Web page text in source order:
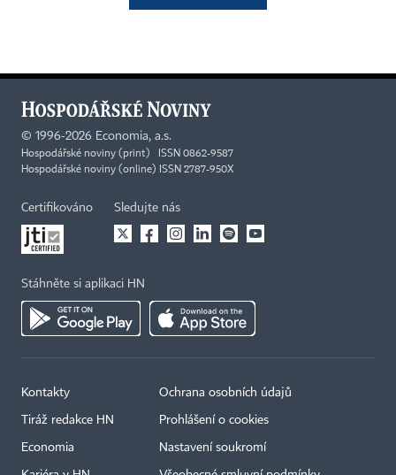
© 1996-2026 Economia, a.s.
Hospodářské noviny (print) ISSN 0862-9587
Hospodářské noviny (online) ISSN 2787-950X
Certifikováno Sledujte nás
Stáhněte si aplikaci HN
Kontakty
Tiráž redakce HN
Economia
Ochrana osobních údajů
Prohlášení o cookies
Nastavení soukromí